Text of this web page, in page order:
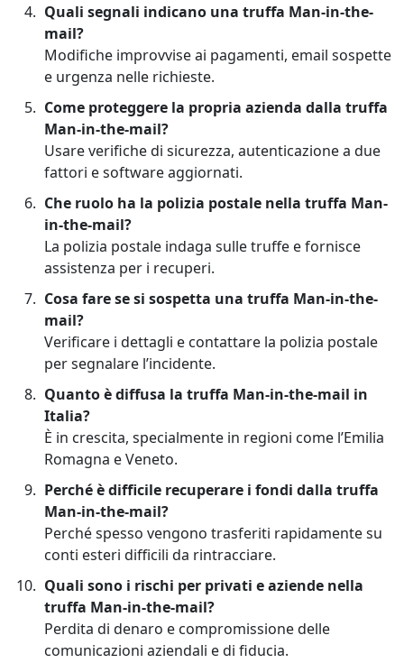
Quali segnali indicano una truffa Man-in-the-
mail?
Modifiche improvvise ai pagamenti, email sospette
e urgenza nelle richieste.
Come proteggere la propria azienda dalla truffa
Man-in-the-mail?
Usare verifiche di sicurezza, autenticazione a due
fattori e software aggiornati.
Che ruolo ha la polizia postale nella truffa Man-
in-the-mail?
La polizia postale indaga sulle truffe e fornisce
assistenza per i recuperi.
Cosa fare se si sospetta una truffa Man-in-the-
mail?
Verificare i dettagli e contattare la polizia postale
per segnalare l’incidente.
Quanto è diffusa la truffa Man-in-the-mail in
Italia?
È in crescita, specialmente in regioni come l’Emilia
Romagna e Veneto.
Perché è difficile recuperare i fondi dalla truffa
Man-in-the-mail?
Perché spesso vengono trasferiti rapidamente su
conti esteri difficili da rintracciare.
Quali sono i rischi per privati e aziende nella
truffa Man-in-the-mail?
Perdita di denaro e compromissione delle
comunicazioni aziendali e di fiducia.